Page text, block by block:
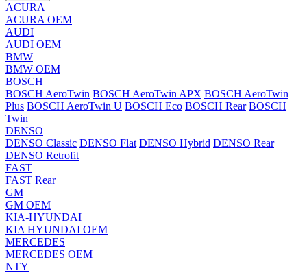
ACURA
ACURA OEM
AUDI
AUDI OEM
BMW
BMW OEM
BOSCH
BOSCH AeroTwin BOSCH AeroTwin APX BOSCH AeroTwin
Plus BOSCH AeroTwin U BOSCH Eco BOSCH Rear BOSCH
Twin
DENSO
DENSO Classic DENSO Flat DENSO Hybrid DENSO Rear
DENSO Retrofit
FAST
FAST Rear
GM
GM OEM
KIA-HYUNDAI
KIA HYUNDAI OEM
MERCEDES
MERCEDES OEM
NTY